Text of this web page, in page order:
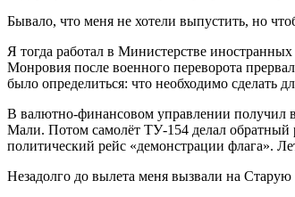
Бывало, что меня не хотели выпустить, но
Я тогда работал в Министерстве
Монровия после военного переворота
было определиться: что необходимо сделать
В валютно-финансовом управлении получил
Мали. Потом самолёт ТУ-154 делал обратный
политический рейс «демонстрации флага».
Незадолго до вылета меня вызвали на